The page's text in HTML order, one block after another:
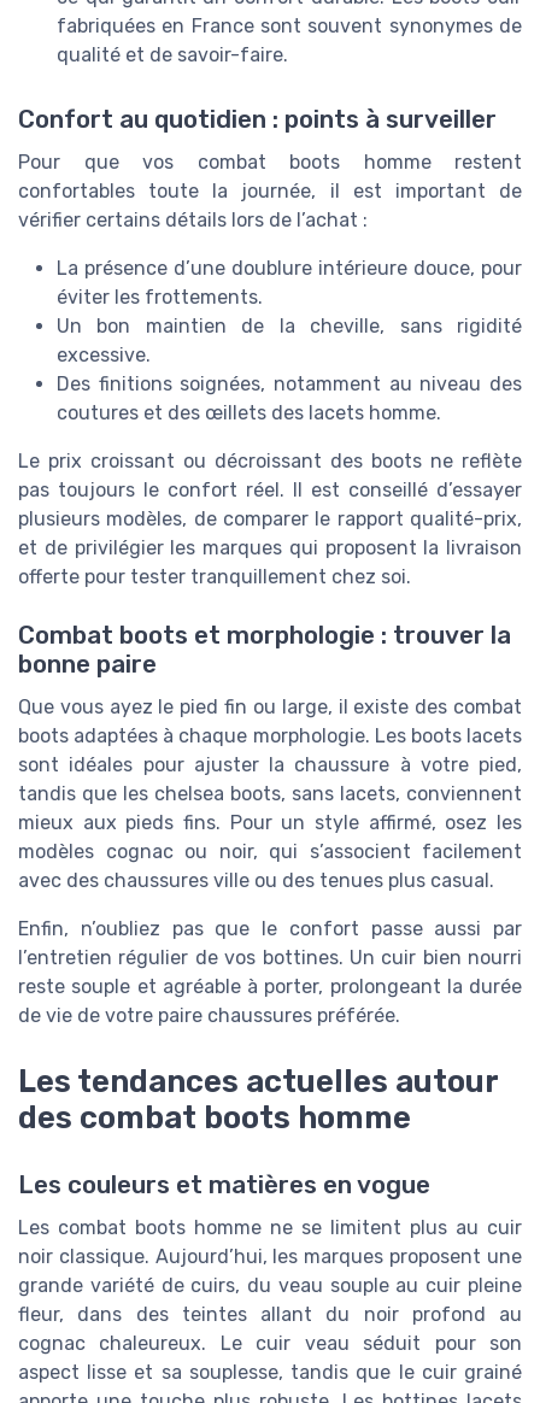
fabriquées en France sont souvent synonymes de
qualité et de savoir-faire.
Confort au quotidien : points à surveiller
Pour que vos combat boots homme restent
confortables toute la journée, il est important de
vérifier certains détails lors de l’achat :
La présence d’une doublure intérieure douce, pour
éviter les frottements.
Un bon maintien de la cheville, sans rigidité
excessive.
Des finitions soignées, notamment au niveau des
coutures et des œillets des lacets homme.
Le prix croissant ou décroissant des boots ne reflète
pas toujours le confort réel. Il est conseillé d’essayer
plusieurs modèles, de comparer le rapport qualité-prix,
et de privilégier les marques qui proposent la livraison
offerte pour tester tranquillement chez soi.
Combat boots et morphologie : trouver la
bonne paire
Que vous ayez le pied fin ou large, il existe des combat
boots adaptées à chaque morphologie. Les boots lacets
sont idéales pour ajuster la chaussure à votre pied,
tandis que les chelsea boots, sans lacets, conviennent
mieux aux pieds fins. Pour un style affirmé, osez les
modèles cognac ou noir, qui s’associent facilement
avec des chaussures ville ou des tenues plus casual.
Enfin, n’oubliez pas que le confort passe aussi par
l’entretien régulier de vos bottines. Un cuir bien nourri
reste souple et agréable à porter, prolongeant la durée
de vie de votre paire chaussures préférée.
Les tendances actuelles autour
des combat boots homme
Les couleurs et matières en vogue
Les combat boots homme ne se limitent plus au cuir
noir classique. Aujourd’hui, les marques proposent une
grande variété de cuirs, du veau souple au cuir pleine
fleur, dans des teintes allant du noir profond au
cognac chaleureux. Le cuir veau séduit pour son
aspect lisse et sa souplesse, tandis que le cuir grainé